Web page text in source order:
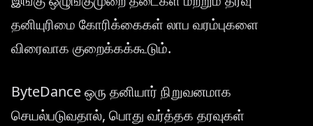
தனியுரிமை கோரிக்கைகள் லாப வரம்புகளை
விரைவாக குறைக்கக்கூடும்.
ByteDance ஒரு தனியார் நிறுவனமாக
செயல்படுவதால், பொது வர்த்தக தரவுகள்